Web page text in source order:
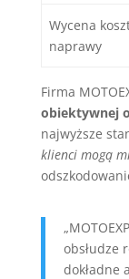
Wycena
naprawy
Firma
obiektywnej
najwyższe
klienci mogą
obsłudze
dokładne